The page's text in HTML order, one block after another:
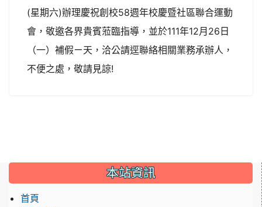
(星期六)辦理慶祝創校58週年校慶暨社區聯合運動
會，敬邀各界貴賓蒞臨指導，並於111年12月26日
（一）補假ㄧ天，洽公請逕聯絡相關業務承辦人，
不便之處，敬請見諒!
::: 本站資訊
首頁